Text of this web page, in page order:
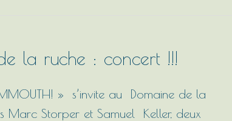
la ruche : concert !!!
» s’invite au Domaine de la
Marc Storper et Samuel Keller, deux